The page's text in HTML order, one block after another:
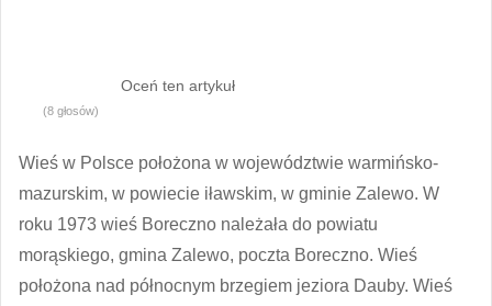
Oceń ten artykuł
(8 głosów)
Wieś w Polsce położona w województwie warmińsko-
mazurskim, w powiecie iławskim, w gminie Zalewo. W
roku 1973 wieś Boreczno należała do powiatu
morąskiego, gmina Zalewo, poczta Boreczno. Wieś
położona nad północnym brzegiem jeziora Dauby. Wieś